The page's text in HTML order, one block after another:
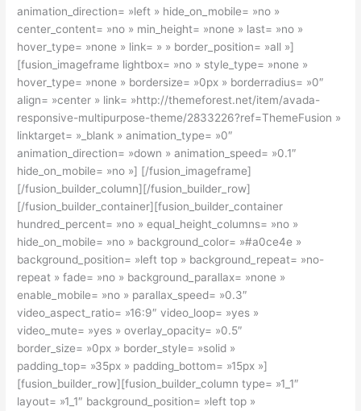
animation_direction= »left » hide_on_mobile= »no »
center_content= »no » min_height= »none » last= »no »
hover_type= »none » link= » » border_position= »all »]
[fusion_imageframe lightbox= »no » style_type= »none »
hover_type= »none » bordersize= »0px » borderradius= »0″
align= »center » link= »http://themeforest.net/item/avada-
responsive-multipurpose-theme/2833226?ref=ThemeFusion »
linktarget= »_blank » animation_type= »0″
animation_direction= »down » animation_speed= »0.1″
hide_on_mobile= »no »] [/fusion_imageframe]
[/fusion_builder_column][/fusion_builder_row]
[/fusion_builder_container][fusion_builder_container
hundred_percent= »no » equal_height_columns= »no »
hide_on_mobile= »no » background_color= »#a0ce4e »
background_position= »left top » background_repeat= »no-
repeat » fade= »no » background_parallax= »none »
enable_mobile= »no » parallax_speed= »0.3″
video_aspect_ratio= »16:9″ video_loop= »yes »
video_mute= »yes » overlay_opacity= »0.5″
border_size= »0px » border_style= »solid »
padding_top= »35px » padding_bottom= »15px »]
[fusion_builder_row][fusion_builder_column type= »1_1″
layout= »1_1″ background_position= »left top »